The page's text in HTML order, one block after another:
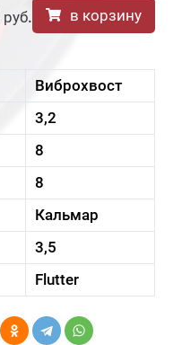
руб. в корзину
Виброхвост
3,2
8
8
Кальмар
3,5
Flutter